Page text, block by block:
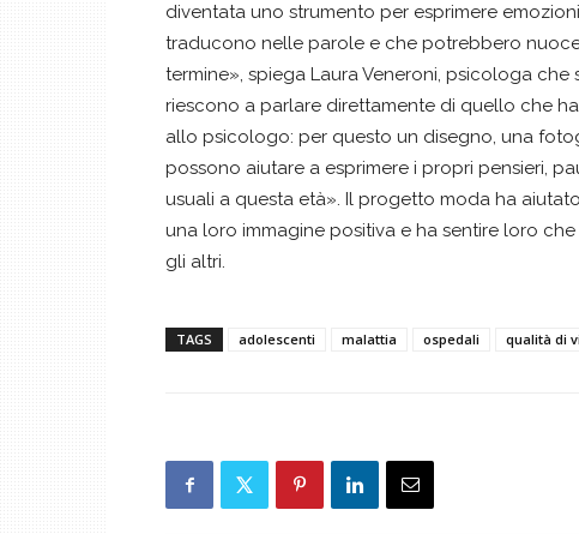
diventata uno strumento per esprimere
traducono nelle parole e che potrebbero
termine», spiega Laura Veneroni, psicologa
riescono a parlare direttamente di quello che
allo psicologo: per questo un disegno, una
possono aiutare a esprimere i propri pensieri,
usuali a questa età». Il progetto moda ha
una loro immagine positiva e ha sentire loro
gli altri.
TAGS adolescenti malattia ospedali qualità di